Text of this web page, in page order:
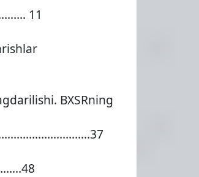
11
BXSRning
…………………………37